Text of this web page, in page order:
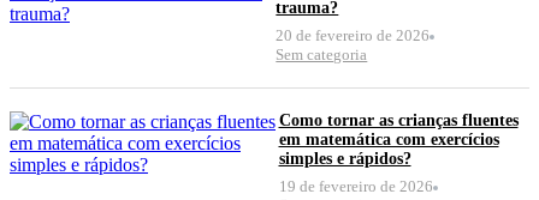
trauma?
20 de fevereiro de 2026
Sem categoria
Como tornar as crianças fluentes
em matemática com exercícios
simples e rápidos?
19 de fevereiro de 2026